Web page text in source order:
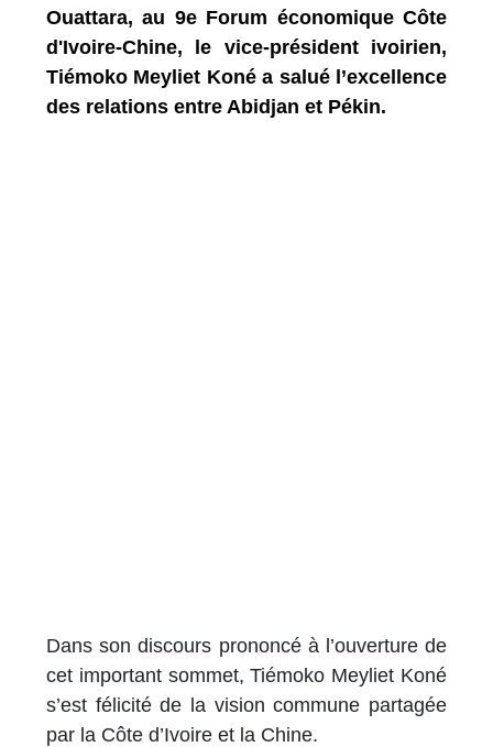
Ouattara, au 9e Forum économique Côte
d'Ivoire-Chine, le vice-président ivoirien,
Tiémoko Meyliet Koné a salué l’excellence
des relations entre Abidjan et Pékin.
Dans son discours prononcé à l’ouverture de
cet important sommet, Tiémoko Meyliet Koné
s’est félicité de la vision commune partagée
par la Côte d’Ivoire et la Chine.